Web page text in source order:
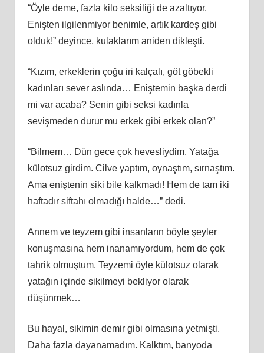
“Öyle deme, fazla kilo seksiliği de azaltıyor.
Enişten ilgilenmiyor benimle, artık kardeş gibi
olduk!” deyince, kulaklarım aniden dikleşti.
“Kızım, erkeklerin çoğu iri kalçalı, göt göbekli
kadınları sever aslında… Eniştemin başka derdi
mi var acaba? Senin gibi seksi kadınla
sevişmeden durur mu erkek gibi erkek olan?”
“Bilmem… Dün gece çok hevesliydim. Yatağa
külotsuz girdim. Cilve yaptım, oynaştım, sırnaştım.
Ama eniştenin siki bile kalkmadı! Hem de tam iki
haftadır siftahı olmadığı halde…” dedi.
Annem ve teyzem gibi insanların böyle şeyler
konuşmasına hem inanamıyordum, hem de çok
tahrik olmuştum. Teyzemi öyle külotsuz olarak
yatağın içinde sikilmeyi bekliyor olarak
düşünmek…
Bu hayal, sikimin demir gibi olmasına yetmişti.
Daha fazla dayanamadım. Kalktım, banyoda